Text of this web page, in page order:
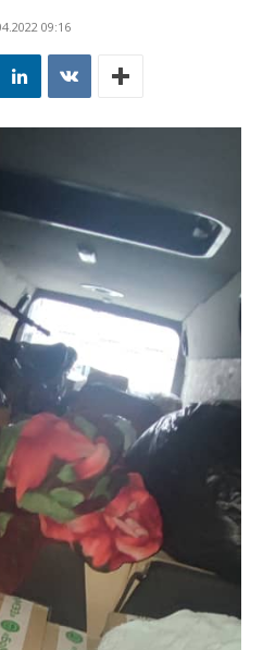
09:16